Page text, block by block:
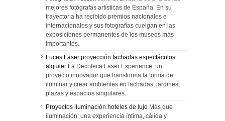
mejores fotógrafas artísticas de España. En su
trayectoria ha recibido premios nacionales e
internacionales y sus fotografías cuelgan en las
exposiciones permanentes de los museos más
importantes.
Luces Laser proyección fachadas espectáculos
alquiler La Decoteca Laser Experience, un
proyecto innovador que transforma la forma de
iluminar y crear ambientes en fachadas, jardines,
plazas y espacios singulares.
Proyectos iluminación hoteles de lujo Más que
iluminación: una experiencia íntima, cálida y